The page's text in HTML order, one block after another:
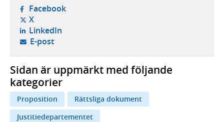
Facebook- öppnas i ny flik, extern webbplats,
X- öppnas i ny flik, extern webbplats,
LinkedIn- öppnas i ny flik, extern webbplats,
E-post- öppnar din e-postklient,
Sidan är uppmärkt med följande
kategorier
Proposition
Rättsliga dokument
Justitiedepartementet